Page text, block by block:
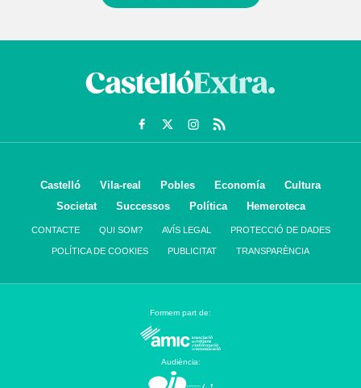
Castelló Vila-real Pobles Economía
Cultura
Societat
Successos Política Hemeroteca
CONTACTE QUI SOM? AVÍS LEGAL PROTECCIÓ DE DADES
POLÍTICA DE COOKIES PUBLICITAT TRANSPARÈNCIA
Formem part de:
Audiència: